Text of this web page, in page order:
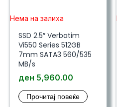
Нема на залиха
SSD 2.5″ Verbatim
Vi550 Series 512GB
7mm SATA3 560/535
MB/s
ден 5,960.00
Прочитај повеќе